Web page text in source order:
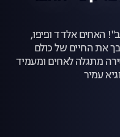
האחים אלדד ופיפו,
את החיים של כולם
מתגלה לאחים ומעמיד
עמיר